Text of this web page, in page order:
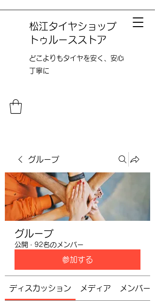
松江タイヤショップ
トゥルースストア
どこよりも​タイヤを安く、安心
丁寧に
グループ
グループ
公開 · 92名のメンバー
参加する
ディスカッション メディア メンバー